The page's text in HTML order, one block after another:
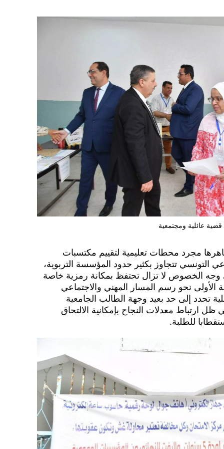
عائلية ومجتمعية
مجرد محطات تعليمية لتقييم مكتسبات
التونسي تتجاوز بكثير حدود المؤسسة التربوية،
على وجه الخصوص لا تزال تحتفظ بمكانة رمزية خاصة
الأولى نحو رسم المسار المهني والاجتماعي
تحدد إلى حد بعيد وجهة الطالب الجامعية
ارتباط معدلات النجاح بإمكانية الالتحاق
للطلبة.